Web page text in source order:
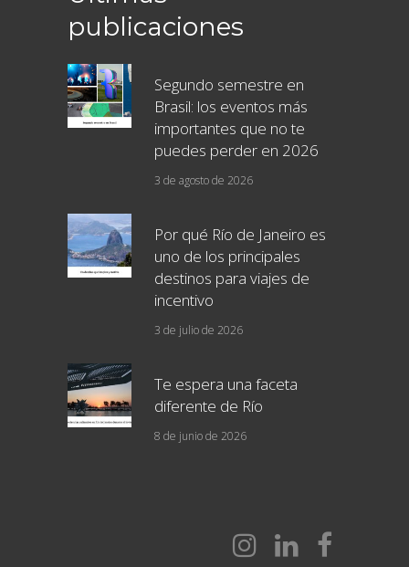
publicaciones
Segundo semestre en
Brasil: los eventos más
importantes que no te
puedes perder en 2026
3 de agosto de 2026
Por qué Río de Janeiro es
uno de los principales
destinos para viajes de
incentivo
3 de julio de 2026
Te espera una faceta
diferente de Río
8 de junio de 2026